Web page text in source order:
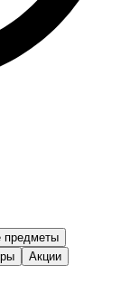
предметы
Акции